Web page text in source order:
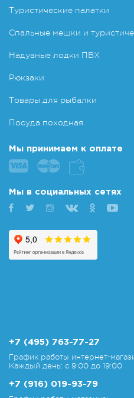
Туристические палатки
Спальные мешки и
Надувные лодки ПВХ
Рюкзаки
Товары для рыбалки
Посуда походная
Мы принимаем к оплате
Мы в социальных сетях
+7 (495) 763-77-27
График работы интернет-
Каждый день: с 9:00 до 19:00
+7 (916) 019-93-79